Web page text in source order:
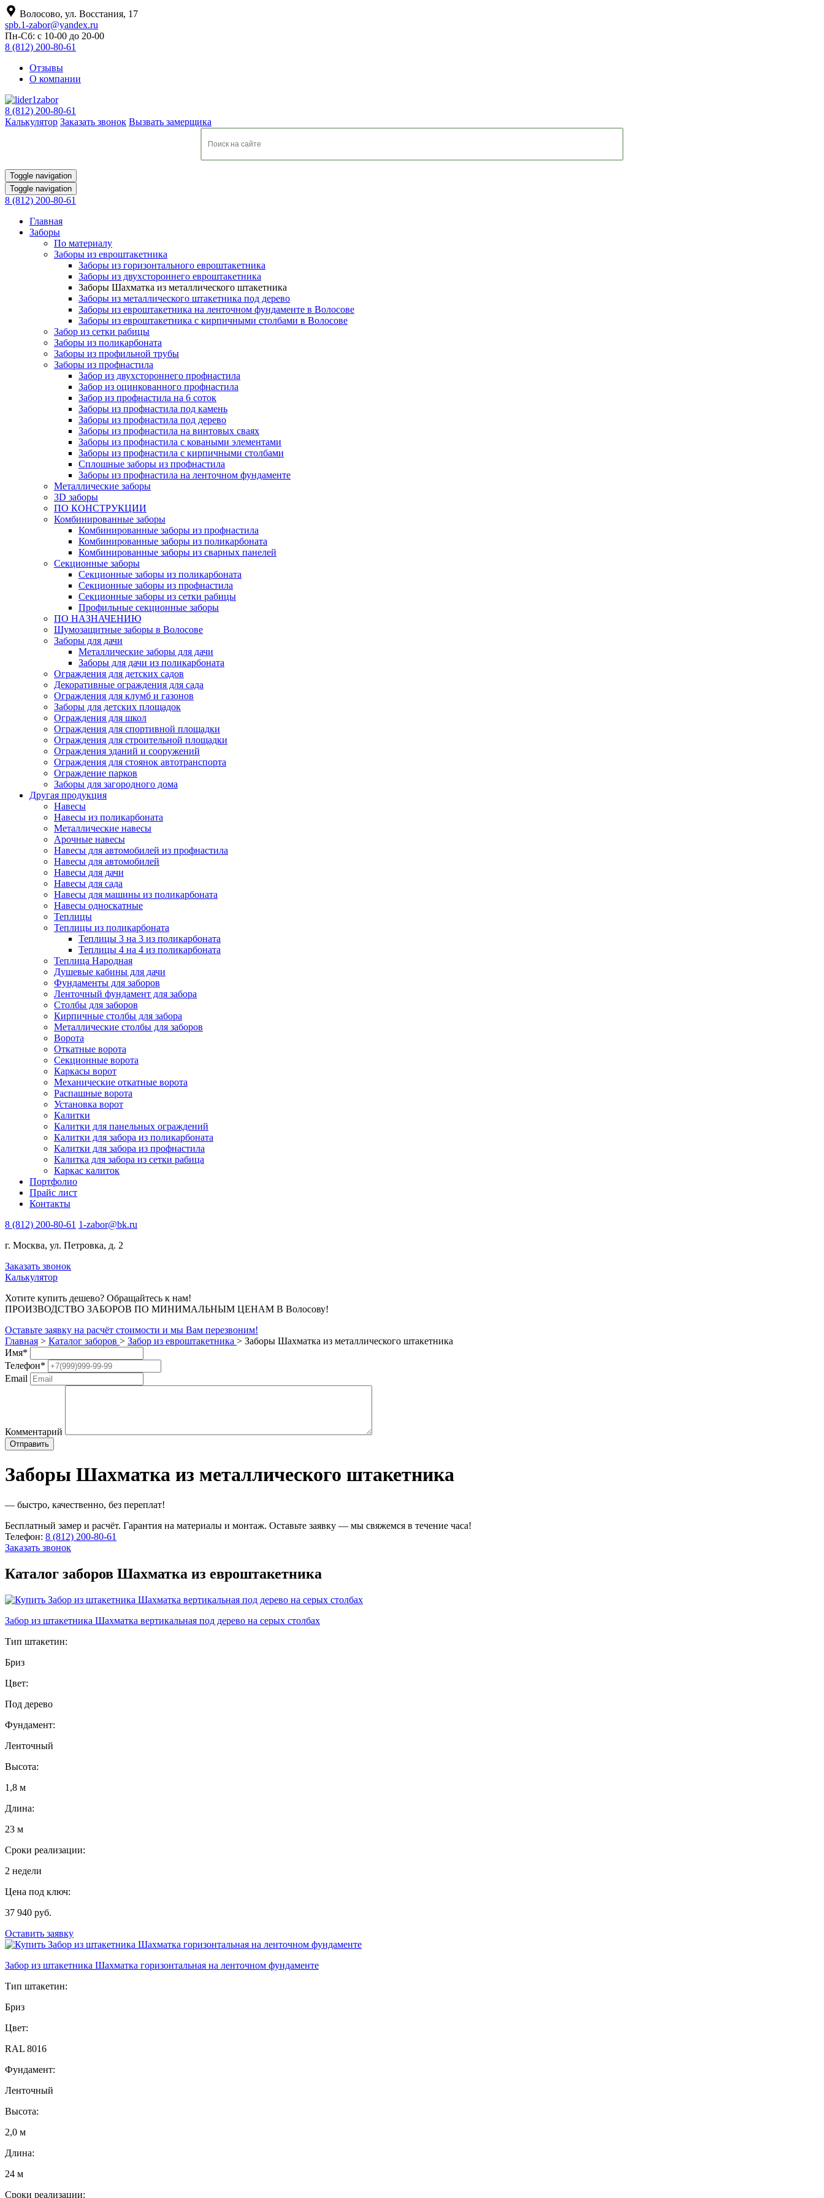
Волосово, ул. Восстания, 17
spb.1-zabor@yandex.ru
Пн-Сб: с 10-00 до 20-00
8 (812) 200-80-61
Отзывы
О компании
8 (812) 200-80-61
Калькулятор Заказать звонок Вызвать замерщика
Toggle navigation
Toggle navigation
8 (812) 200-80-61
Главная
Заборы
По материалу
Заборы из евроштакетника
Заборы из горизонтального евроштакетника
Заборы из двухстороннего евроштакетника
Заборы Шахматка из металлического штакетника
Заборы из металлического штакетника под дерево
Заборы из евроштакетника на ленточном фундаменте в Волосове
Заборы из евроштакетника с кирпичными столбами в Волосове
Забор из сетки рабицы
Заборы из поликарбоната
Заборы из профильной трубы
Заборы из профнастила
Забор из двухстороннего профнастила
Забор из оцинкованного профнастила
Забор из профнастила на 6 соток
Заборы из профнастила под камень
Заборы из профнастила под дерево
Заборы из профнастила на винтовых сваях
Заборы из профнастила с коваными элементами
Заборы из профнастила с кирпичными столбами
Сплошные заборы из профнастила
Заборы из профнастила на ленточном фундаменте
Металлические заборы
3D заборы
ПО КОНСТРУКЦИИ
Комбинированные заборы
Комбинированные заборы из профнастила
Комбинированные заборы из поликарбоната
Комбинированные заборы из сварных панелей
Секционные заборы
Секционные заборы из поликарбоната
Секционные заборы из профнастила
Секционные заборы из сетки рабицы
Профильные секционные заборы
ПО НАЗНАЧЕНИЮ
Шумозащитные заборы в Волосове
Заборы для дачи
Металлические заборы для дачи
Заборы для дачи из поликарбоната
Ограждения для детских садов
Декоративные ограждения для сада
Ограждения для клумб и газонов
Заборы для детских площадок
Ограждения для школ
Ограждения для спортивной площадки
Ограждения для строительной площадки
Ограждения зданий и сооружений
Ограждения для стоянок автотранспорта
Ограждение парков
Заборы для загородного дома
Другая продукция
Навесы
Навесы из поликарбоната
Металлические навесы
Арочные навесы
Навесы для автомобилей из профнастила
Навесы для автомобилей
Навесы для дачи
Навесы для сада
Навесы для машины из поликарбоната
Навесы односкатные
Теплицы
Теплицы из поликарбоната
Теплицы 3 на 3 из поликарбоната
Теплицы 4 на 4 из поликарбоната
Теплица Народная
Душевые кабины для дачи
Фундаменты для заборов
Ленточный фундамент для забора
Столбы для заборов
Кирпичные столбы для забора
Металлические столбы для заборов
Ворота
Откатные ворота
Секционные ворота
Каркасы ворот
Механические откатные ворота
Распашные ворота
Установка ворот
Калитки
Калитки для панельных ограждений
Калитки для забора из поликарбоната
Калитки для забора из профнастила
Калитка для забора из сетки рабица
Каркас калиток
Портфолио
Прайс лист
Контакты
8 (812) 200-80-61 1-zabor@bk.ru
г. Москва, ул. Петровка, д. 2
Заказать звонок
Калькулятор
Хотите купить дешево? Обращайтесь к нам!
ПРОИЗВОДСТВО ЗАБОРОВ ПО МИНИМАЛЬНЫМ ЦЕНАМ В Волосову!
Оставьте заявку на расчёт стоимости и мы Вам перезвоним!
Главная > Каталог заборов > Забор из евроштакетника > Заборы Шахматка из металлического штакетника
Имя*
Телефон*
Email
Комментарий
Заборы Шахматка из металлического штакетника
— быстро, качественно, без переплат!
Бесплатный замер и расчёт. Гарантия на материалы и монтаж. Оставьте заявку — мы свяжемся в течение часа!
Телефон: 8 (812) 200-80-61
Заказать звонок
Каталог заборов Шахматка из евроштакетника
Забор из штакетника Шахматка вертикальная под дерево на серых столбах
Тип штакетин:
Бриз
Цвет:
Под дерево
Фундамент:
Ленточный
Высота:
1,8 м
Длина:
23 м
Сроки реализации:
2 недели
Цена под ключ:
37 940 руб.
Оставить заявку
Забор из штакетника Шахматка горизонтальная на ленточном фундаменте
Тип штакетин:
Бриз
Цвет:
RAL 8016
Фундамент:
Ленточный
Высота:
2,0 м
Длина:
24 м
Сроки реализации: